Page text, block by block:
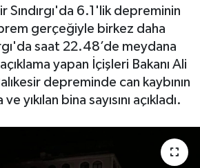
Sındırgı'da 6.1'lik depreminin
gerçeğiyle birkez daha
saat 22.48’de meydana
yapan İçişleri Bakanı Ali
depreminde can kaybının
yıkılan bina sayısını açıkladı.